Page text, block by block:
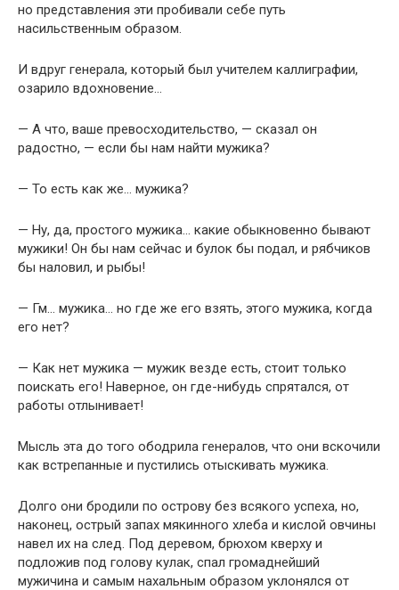
но представления эти пробивали себе путь
насильственным образом.
И вдруг генерала, который был учителем каллиграфии,
озарило вдохновение…
— А что, ваше превосходительство, — сказал он
радостно, — если бы нам найти мужика?
— То есть как же… мужика?
— Ну, да, простого мужика… какие обыкновенно бывают
мужики! Он бы нам сейчас и булок бы подал, и рябчиков
бы наловил, и рыбы!
— Гм… мужика… но где же его взять, этого мужика, когда
его нет?
— Как нет мужика — мужик везде есть, стоит только
поискать его! Наверное, он где-нибудь спрятался, от
работы отлынивает!
Мысль эта до того ободрила генералов, что они вскочили
как встрепанные и пустились отыскивать мужика.
Долго они бродили по острову без всякого успеха, но,
наконец, острый запах мякинного хлеба и кислой овчины
навел их на след. Под деревом, брюхом кверху и
подложив под голову кулак, спал громаднейший
мужичина и самым нахальным образом уклонялся от